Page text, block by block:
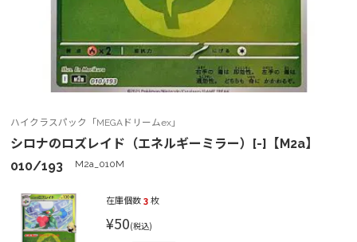
ハイクラスパック「MEGAドリームex」
シロナのロズレイド（エネルギーミラー）[-]【M2a】
010/193
M2a_010M
在庫個数 3 枚
¥50(税込)